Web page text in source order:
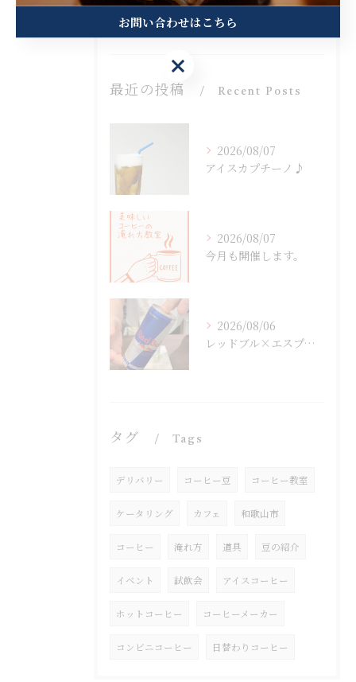
出張販売
最近の投稿 Recent Posts
2026/08/07
アイスカプチーノ♪
2026/08/07
今月も開催します。
2026/08/06
レッドブル×エスプレッソ
タグ Tags
デリバリー コーヒー豆 コーヒー教室
ケータリング カフェ 和歌山市
コーヒー 淹れ方 道具 豆の紹介
イベント 試飲会 アイスコーヒー
ホットコーヒー コーヒーメーカー
コンビニコーヒー 日替わりコーヒー
お問い合わせはこちら
お問い合わせはこちら